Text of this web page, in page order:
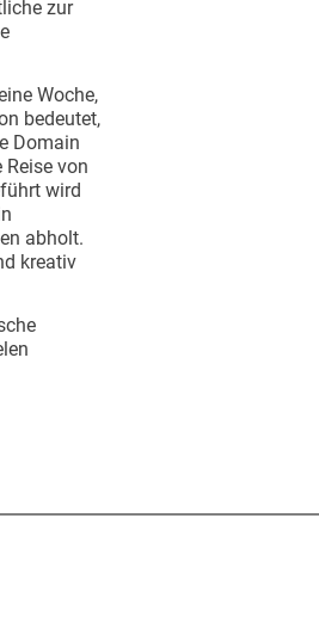
zur
Woche,
bedeutet,
Domain
von
wird
abholt.
kreativ